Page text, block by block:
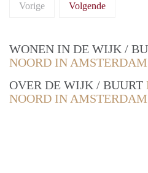
Vorige Volgende
WONEN IN DE WIJK /
NOORD IN AMSTERDAM
OVER DE WIJK / BUURT
NOORD IN AMSTERDAM